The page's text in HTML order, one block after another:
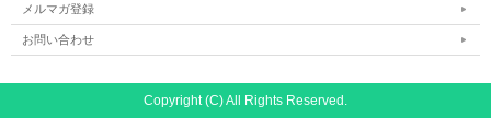
メルマガ登録
お問い合わせ
Copyright (C) All Rights Reserved.